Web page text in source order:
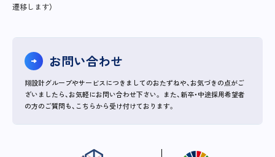
遷移します）
お問い合わせ
翔設計グループやサービスにつきましてのおたずねや、お気づきの点がご
ざいましたら、お気軽にお問い合わせ下さい。 また、新卒・中途採用希望者
の方のご質問も、こちらから受け付けております。